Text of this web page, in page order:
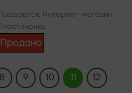
Интернет-магазин
Продано
8 9 10 11 12